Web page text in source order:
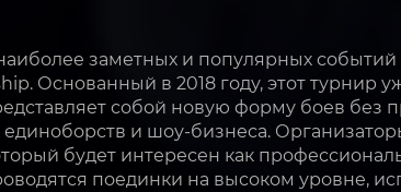
заметных и популярных
Основанный в 2018 году, этот
собой новую форму боев без
и шоу-бизнеса.
будет интересен как
поединки на высоком уровне,